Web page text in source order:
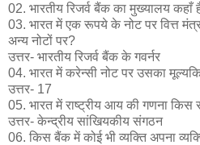
02. भारतीय रिजर्व बैंक का मुख्यालय कहाँ
03. भारत में एक रूपये के नोट पर वित्त
अन्य नोटों पर?
उत्तर- भारतीय रिजर्व बैंक के गवर्नर
04. भारत में करेन्सी नोट पर उसका
उत्तर- 17
05. भारत में राष्ट्रीय आय की गणना किस
उत्तर- केन्द्रीय सांखियकीय संगठन
06. किस बैंक में कोई भी व्यक्ति अपना